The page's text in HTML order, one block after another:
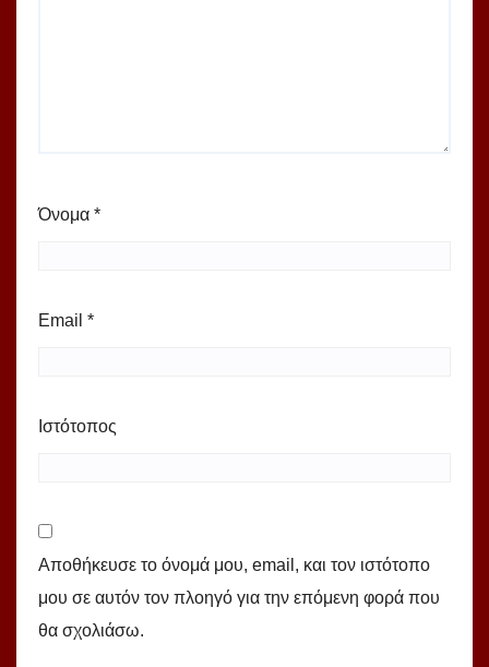
Όνομα *
Email *
Ιστότοπος
Αποθήκευσε το όνομά μου, email, και τον ιστότοπο
μου σε αυτόν τον πλοηγό για την επόμενη φορά που
θα σχολιάσω.